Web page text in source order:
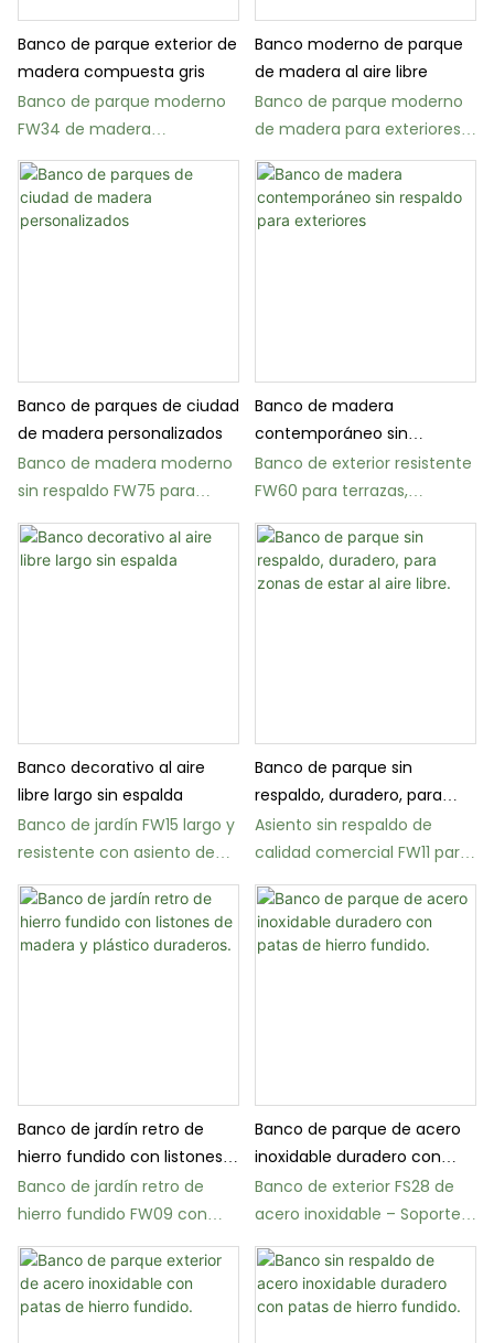
Banco de parque exterior de
madera compuesta gris
Banco de parque moderno
FW34 de madera
compuesta gris con
estructura metálica.
Banco moderno de parque
de madera al aire libre
Banco de parque moderno
de madera para exteriores
con estructura de acero
galvanizado, modelo FW19.
Banco de parques de ciudad
de madera personalizados
Banco de madera moderno
sin respaldo FW75 para
parques y terrazas urbanas.
Banco de madera
contemporáneo sin
respaldo para exteriores
Banco de exterior resistente
FW60 para terrazas,
balcones y jardines.
Banco decorativo al aire
libre largo sin espalda
Banco de jardín FW15 largo y
resistente con asiento de
plástico reciclado o madera
dura.
Banco de parque sin
respaldo, duradero, para
zonas de estar al aire libre.
Asiento sin respaldo de
calidad comercial FW11 para
parques públicos
Banco de jardín retro de
hierro fundido con listones
de madera y plástico
duraderos.
Banco de jardín retro de
hierro fundido FW09 con
listones de madera
resistentes
Banco de parque de acero
inoxidable duradero con
patas de hierro fundido.
Banco de exterior FS28 de
acero inoxidable – Soporte
de hierro fundido duradero